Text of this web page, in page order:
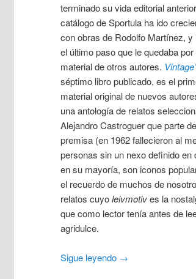
terminado su vida editorial
catálogo de Sportula ha ido
con obras de Rodolfo Martínez, y
el último paso que le quedaba
material de otros autores.
séptimo libro publicado, es el
material original de nuevos
una antología de relatos
Alejandro Castroguer que parte
premisa (en 1962 fallecieron al
personas sin un nexo definido en
en su mayoría, son iconos
el recuerdo de muchos de
relatos cuyoleivmotives la
que como lector tenía antes de
agridulce.
Sigue leyendo →